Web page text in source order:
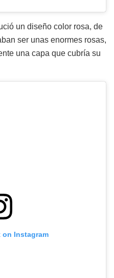
un diseño color rosa, de
ser unas enormes rosas,
una capa que cubría su
Instagram